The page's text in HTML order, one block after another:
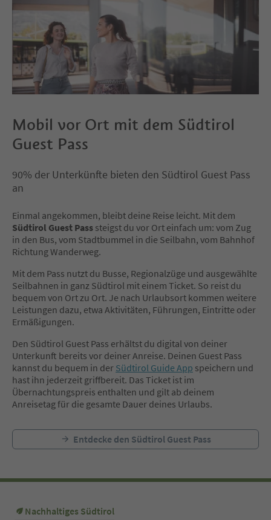
Mobil vor Ort mit dem Südtirol
Guest Pass
90% der Unterkünfte bieten den Südtirol Guest Pass
an
Einmal angekommen, bleibt deine Reise leicht. Mit dem
Südtirol Guest Pass steigst du vor Ort einfach um: vom Zug
in den Bus, vom Stadtbummel in die Seilbahn, vom Bahnhof
Richtung Wanderweg.
Mit dem Pass nutzt du Busse, Regionalzüge und ausgewählte
Seilbahnen in ganz Südtirol mit einem Ticket. So reist du
bequem von Ort zu Ort. Je nach Urlaubsort kommen weitere
Leistungen dazu, etwa Aktivitäten, Führungen, Eintritte oder
Ermäßigungen.
Den Südtirol Guest Pass erhältst du digital von deiner
Unterkunft bereits vor deiner Anreise. Deinen Guest Pass
kannst du bequem in der Südtirol Guide App speichern und
hast ihn jederzeit griffbereit. Das Ticket ist im
Übernachtungspreis enthalten und gilt ab deinem
Anreisetag für die gesamte Dauer deines Urlaubs.
Entdecke den Südtirol Guest Pass
Nachhaltiges Südtirol